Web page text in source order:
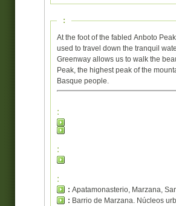
:
At the foot of the fabled Anboto
used to travel down the tranquil
Greenway allows us to walk the
Peak, the highest peak of the
Basque people.
:
:
:
: Apatamonasterio, Marzana,
: Barrio de Marzana. Núcleos